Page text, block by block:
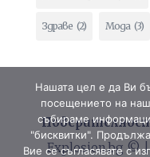
Здраве (2) Мода (3)
Explosion.bg ©
Нашата цел е да Ви
посещението на
събираме
"бисквитки".
Вие се съгласявате с